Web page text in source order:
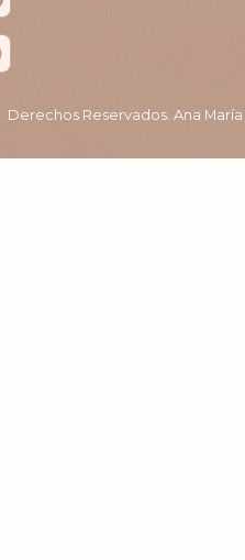
Derechos Reservados. Ana